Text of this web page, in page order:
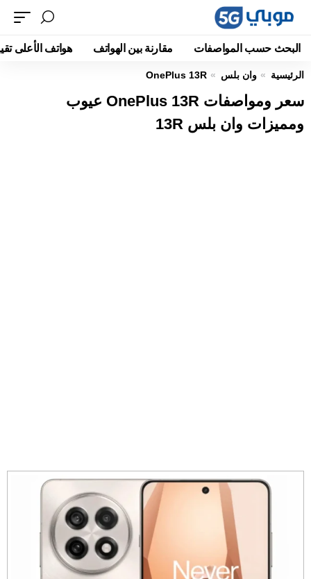
البحث حسب المواصفات مقارنة بين الهواتف هواتف الأعلى
الرئيسية وان بلس OnePlus 13R
سعر ومواصفات OnePlus 13R عيوب
ومميزات وان بلس 13R